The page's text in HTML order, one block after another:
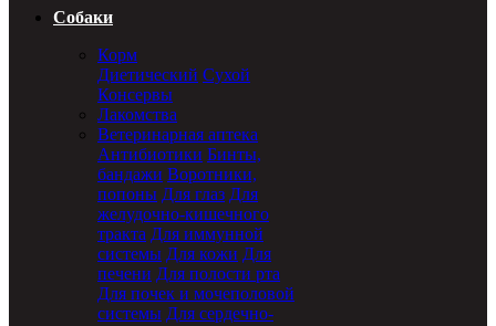
Собаки
Корм
Диетический Сухой
Консервы
Лакомства
Ветеринарная аптека
Антибиотики Бинты,
бандажи Воротники,
попоны Для глаз Для
желудочно-кишечного
тракта Для иммунной
системы Для кожи Для
печени Для полости рта
Для почек и мочеполовой
системы Для сердечно-